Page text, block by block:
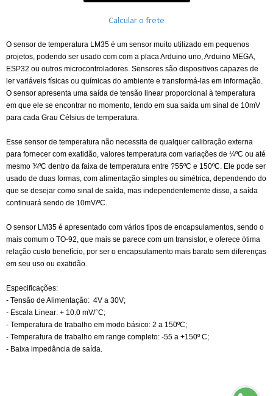
Calcular o frete
O sensor de temperatura LM35 é um sensor muito utilizado em pequenos
projetos, podendo ser usado com com a placa Arduino uno, Arduino MEGA,
ESP32 ou outros microcontroladores. Sensores são dispositivos capazes de
ler variáveis físicas ou químicas do ambiente e transformá-las em informação.
O sensor apresenta uma saída de tensão linear proporcional à temperatura
em que ele se encontrar no momento, tendo em sua saída um sinal de 10mV
para cada Grau Célsius de temperatura.
Esse sensor de temperatura não necessita de qualquer calibração externa
para fornecer com exatidão, valores temperatura com variações de ¼ºC ou até
mesmo ¾ºC dentro da faixa de temperatura entre ?55ºC e 150ºC. Ele pode ser
usado de duas formas, com alimentação simples ou simétrica, dependendo do
que se desejar como sinal de saída, mas independentemente disso, a saída
continuará sendo de 10mV/ºC.
O sensor LM35 é apresentado com vários tipos de encapsulamentos, sendo o
mais comum o TO-92, que mais se parece com um transistor, e oferece ótima
relação custo benefício, por ser o encapsulamento mais barato sem diferenças
em seu uso ou exatidão.
Especificações:
- Tensão de Alimentação: 4V a 30V;
- Escala Linear: + 10.0 mV/°C;
- Temperatura de trabalho em modo básico: 2 a 150ºC;
- Temperatura de trabalho em range completo: -55 a +150º C;
- Baixa impedância de saída.